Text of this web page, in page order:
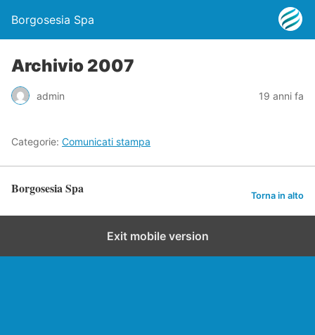
Borgosesia Spa
Archivio 2007
admin 19 anni fa
Categorie: Comunicati stampa
Borgosesia Spa Torna in alto
Exit mobile version